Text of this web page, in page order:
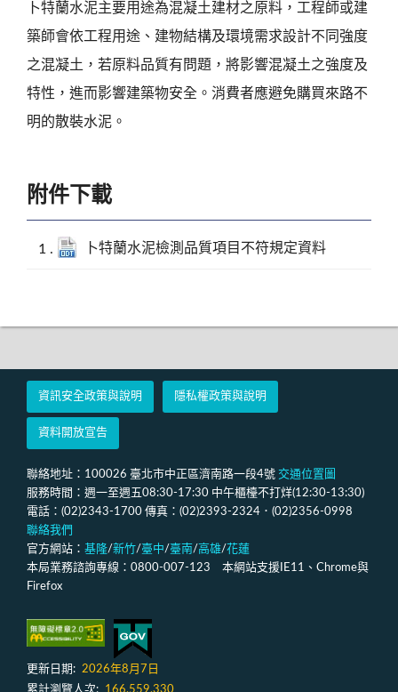
卜特蘭水泥主要用途為混凝土建材之原料，工程師或建
築師會依工程用途、建物結構及環境需求設計不同強度
之混凝土，若原料品質有問題，將影響混凝土之強度及
特性，進而影響建築物安全。消費者應避免購買來路不
明的散裝水泥。
附件下載
卜特蘭水泥檢測品質項目不符規定資料
資訊安全政策與說明 隱私權政策與說明
資料開放宣告
聯絡地址：100026 臺北市中正區濟南路一段4號 交通位置圖
服務時間：週一至週五08:30-17:30 中午櫃檯不打烊(12:30-13:30)
電話：(02)2343-1700 傳真：(02)2393-2324．(02)2356-0998
聯絡我們
官方網站： 基隆/新竹/臺中/臺南/高雄/花蓮
本局業務諮詢專線：0800-007-123 本網站支援IE11、Chrome與
Firefox
更新日期: 2026年8月7日
累計瀏覽人次:
166,559,330